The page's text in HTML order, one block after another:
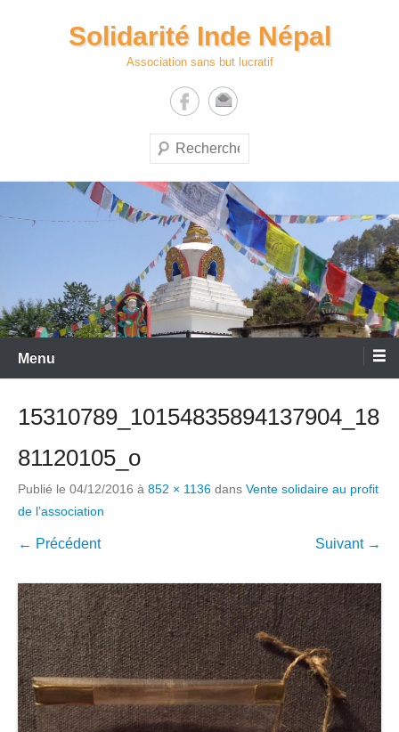
Solidarité Inde Népal
Association sans but lucratif
Recherche
Menu
15310789_10154835894137904_18
81120105_o
Publié le 04/12/2016 à 852 × 1136 dans Vente solidaire au profit
de l’association
← Précédent Suivant →